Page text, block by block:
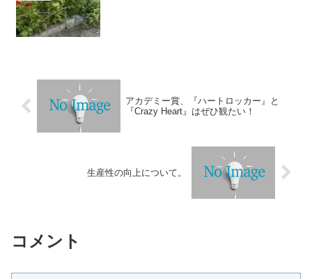
アカデミー賞、『ハートロッカー』と
『Crazy Heart』はぜひ観たい！
生産性の向上について。
コメント